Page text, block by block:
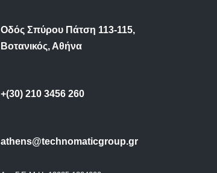
Οδός Σπύρου Πάτση 113-115,
Βοτανικός, Αθήνα
+(30) 210 3456 260
athens@technomaticgroup.gr